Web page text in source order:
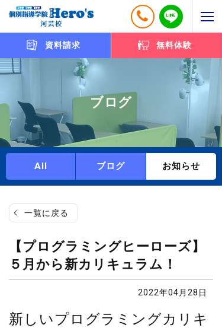
資料請求 無料体験
ブログ
All ブログ お知らせ
一覧に戻る
【プログラミングヒーローズ】
５月から新カリキュラム！
2022年04月28日
新しいプログラミングカリキ